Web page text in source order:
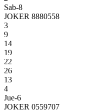
Sab-8
JOKER 8880558
3
9
14
19
22
26
13
4
Jue-6
JOKER 0559707